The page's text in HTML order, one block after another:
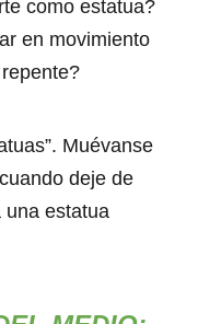
como estatua?
en movimiento
Muévanse
deje de
una estatua